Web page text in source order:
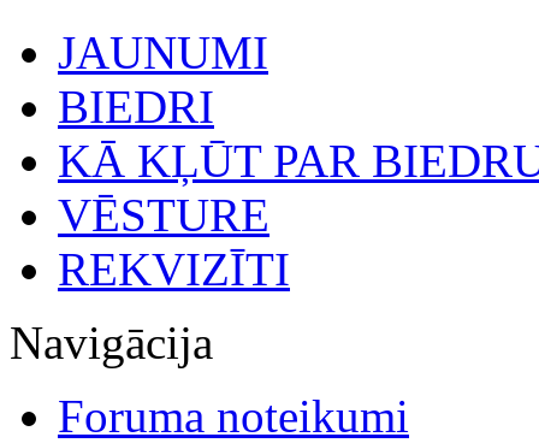
JAUNUMI
BIEDRI
KĀ KĻŪT PAR
VĒSTURE
REKVIZĪTI
Navigācija
Foruma noteikumi